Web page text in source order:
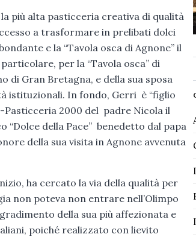
la più alta pasticceria creativa di qualità
a trasformare in prelibati dolci
e la “Tavola osca di Agnone” il
per la “Tavola osca” di
di Gran Bretagna, e della sua sposa
istituzionali. In fondo, Gerri è “figlio
Pasticceria 2000 del padre Nicola il
“Dolce della Pace” benedetto dal papa
della sua visita in Agnone avvenuta
ha cercato la via della qualità per
non poteva non entrare nell’Olimpo
della sua più affezionata e
poiché realizzato con lievito